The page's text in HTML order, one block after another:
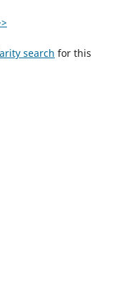
search for this